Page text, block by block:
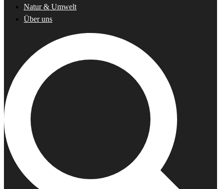
Natur & Umwelt
Über uns